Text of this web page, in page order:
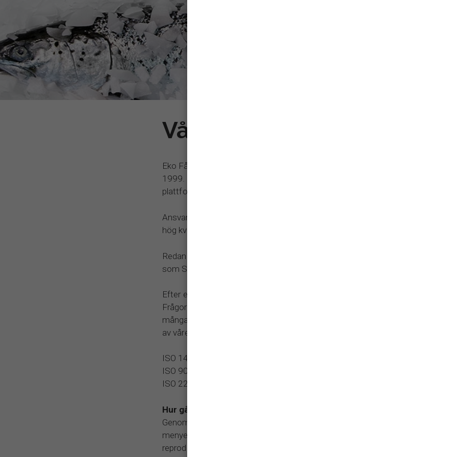
Vår Historia
Eko Fågel, Fisk & Mittemellan AB, branschens första personalägda företag
1999. På kort tid lyckades vi, med hjälp av våra kunder och en engagerad
plattform utifrån vilken vi ständigt utvecklar företaget.
Ansvar, trygghet, kvalitet och service är nyckelord i vår policy. Vi tar ansvar för
hög kvalitet, levererade på avtalad tid. Vårt ansvar är din och dina gästers
Redan första året mottog vi, med stolthet, utmärkelser från såväl
som Sandahls Foundation.
Efter etablering på marknaden, startades arbetet med nästa mål – att bli ISO-
Frågorna var många, gick det att genomföra? Hur gör vi? Vem? När? Drygt
många arbetstimmar bakom oss, (det blev en lång och omsorgsfull process),
av våren 2003 certifiering i följande system:
ISO 14001:2015 Miljöledning
ISO 9001:2015 Kvalitetsledning
ISO 22000:2018 Livsmedelssäkerhet
Hur går vi vidare? Vad blir nästa steg?
Genom en fördjupad kontakt med dig hoppas vi kunna påverka ditt val av
menyer. Syftet med detta är att göra dig uppmärksam och medveten om olika
reproduktionsperioder. Genom att välja alternativ och/eller odlade produkter